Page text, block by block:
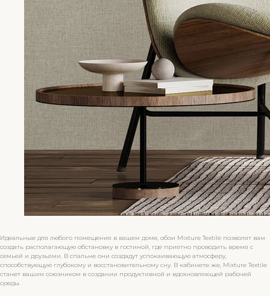
Идеальные для любого помещения в вашем доме, обои Mixture Textile позволят вам
создать располагающую обстановку в гостиной, где приятно проводить время с
семьей и друзьями. В спальне они создадут успокаивающую атмосферу,
способствующую глубокому и восстановительному сну. В кабинете же, Mixture Textile
станет вашим союзником в создании продуктивной и вдохновляющей рабочей
среды.